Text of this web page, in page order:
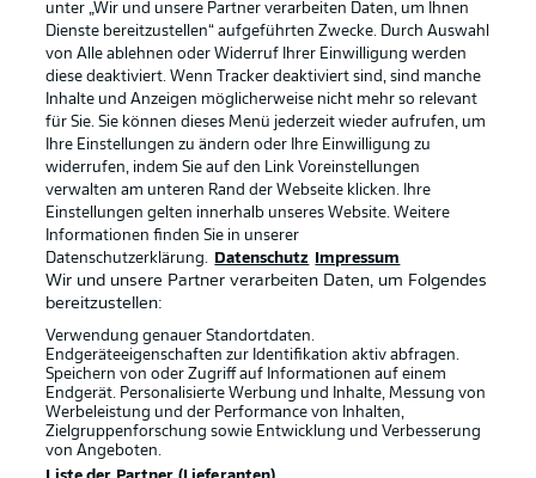
Rechtliche Hinweise Voreinstellungen verwalten
Datenschutz Nutzungsbedingungen
Kontakt Jobs
Impressum Partner
Spieler Liveticker
AGB
unter „Wir und unsere Partner verarbeiten Daten, um Ihnen
Dienste bereitzustellen“ aufgeführten Zwecke. Durch Auswahl
von Alle ablehnen oder Widerruf Ihrer Einwilligung werden
diese deaktiviert. Wenn Tracker deaktiviert sind, sind manche
Inhalte und Anzeigen möglicherweise nicht mehr so relevant
für Sie. Sie können dieses Menü jederzeit wieder aufrufen, um
Ihre Einstellungen zu ändern oder Ihre Einwilligung zu
widerrufen, indem Sie auf den Link Voreinstellungen
verwalten am unteren Rand der Webseite klicken. Ihre
Einstellungen gelten innerhalb unseres Website. Weitere
Informationen finden Sie in unserer
Datenschutzerklärung.
Datenschutz Impressum
Wir und unsere Partner verarbeiten Daten, um Folgendes
bereitzustellen:
Verwendung genauer Standortdaten.
Endgeräteeigenschaften zur Identifikation aktiv abfragen.
Speichern von oder Zugriff auf Informationen auf einem
Endgerät. Personalisierte Werbung und Inhalte, Messung von
Werbeleistung und der Performance von Inhalten,
Zielgruppenforschung sowie Entwicklung und Verbesserung
von Angeboten.